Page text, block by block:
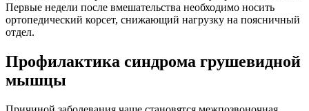
Первые недели после вмешательства необходимо носить
ортопедический корсет, снижающий нагрузку на поясничный
отдел.
Профилактика синдрома грушевидной
мышцы